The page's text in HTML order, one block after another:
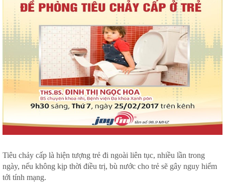
Tiêu chảy cấp là hiện tượng trẻ đi ngoài liên tục, nhiều lần trong
ngày, nếu không kịp thời điều trị, bù nước cho trẻ sẽ gây nguy hiểm
tới tính mạng.